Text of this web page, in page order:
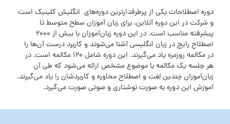
دوره‌ اصطلاحات یکی از پرطرفدارترین دوره‌های انگلیش کلینیک است
و شرکت در این دوره آنلاین، برای زبان آموزان سطح متوسط تا
پیشرفته مناسب است. در این دوره زبان‌آموزان با بیش از 2000
اصطلاح رایج در زبان انگلیسی آشنا می‌شوند و کاربرد درست آن‌ها را
در مکالمه روزمره یاد می‌گیرند. این دوره شامل 120 مکالمه است. در
هر جلسه یک مکالمه با موضوع مشخص ارائه می‌شود که طی آن
زبان‌آموزان چندین لغت و اصطلاح محاوره و کاربردشان را یاد می‌گیرند.
آموزش این دوره به صورت نوشتاری و صوتی صورت می‌گیرد.